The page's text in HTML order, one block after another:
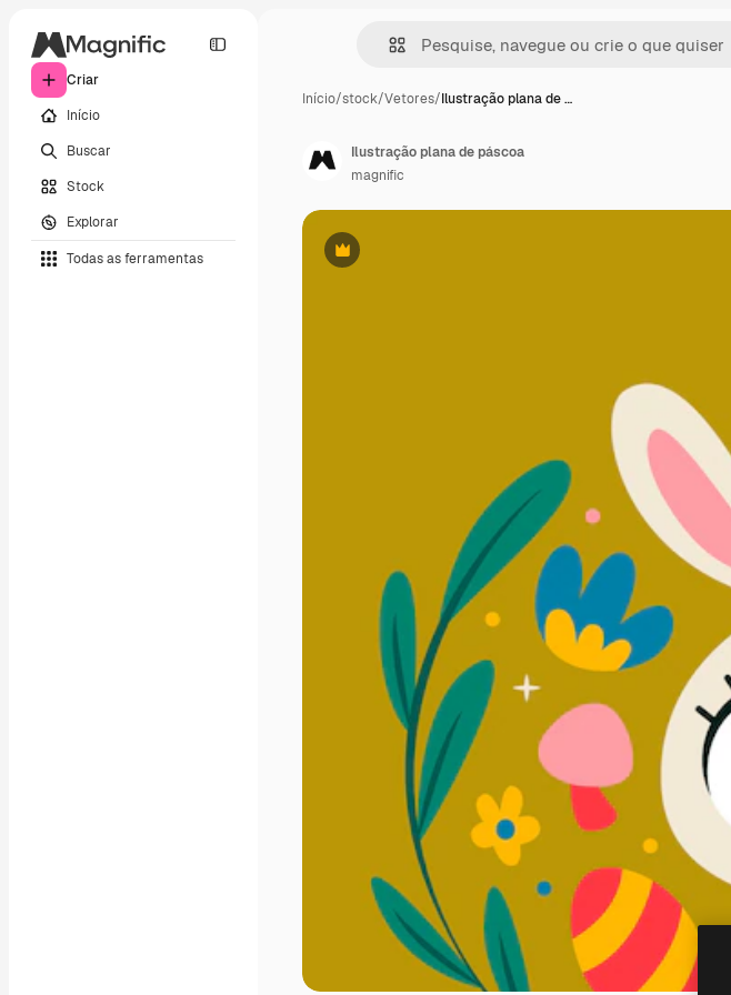
Criar
Início
Buscar
Stock
Explorar
Todas as ferramentas
Início/stock/Vetores/Ilustração plana de …
Premium
Ilustração plana de páscoa
magnific